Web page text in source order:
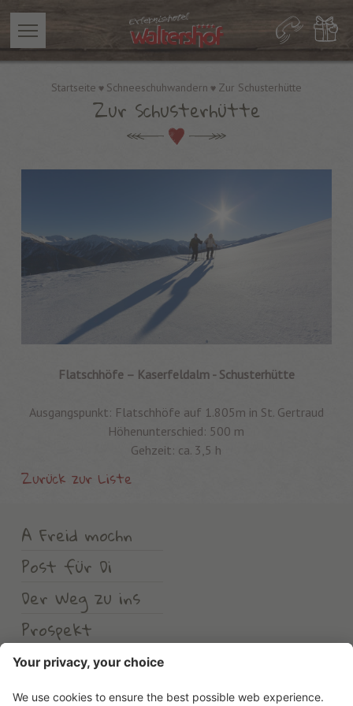
Startseite Schneeschuhwandern Zur Schusterhütte
Zur Schusterhütte
Flatschhöfe – Kaserfeldalm - Schusterhütte
Ausgangspunkt: Flatschhöfe auf 1.805m in St. Gertraud
Höhenunterschied: 500 m
Gehzeit: ca. 3,5 h
Zurück zur Liste
A Freid mochn
Post für Di
Der Weg zu ins
Prospekt
Wetter
Erlebnishotel Waltershof